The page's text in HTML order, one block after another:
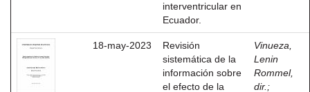
interventricular en
Ecuador.
18-may-2023
Revisión
sistemática de la
información sobre
el efecto de la
Vinueza,
Lenin
Rommel,
dir. ;